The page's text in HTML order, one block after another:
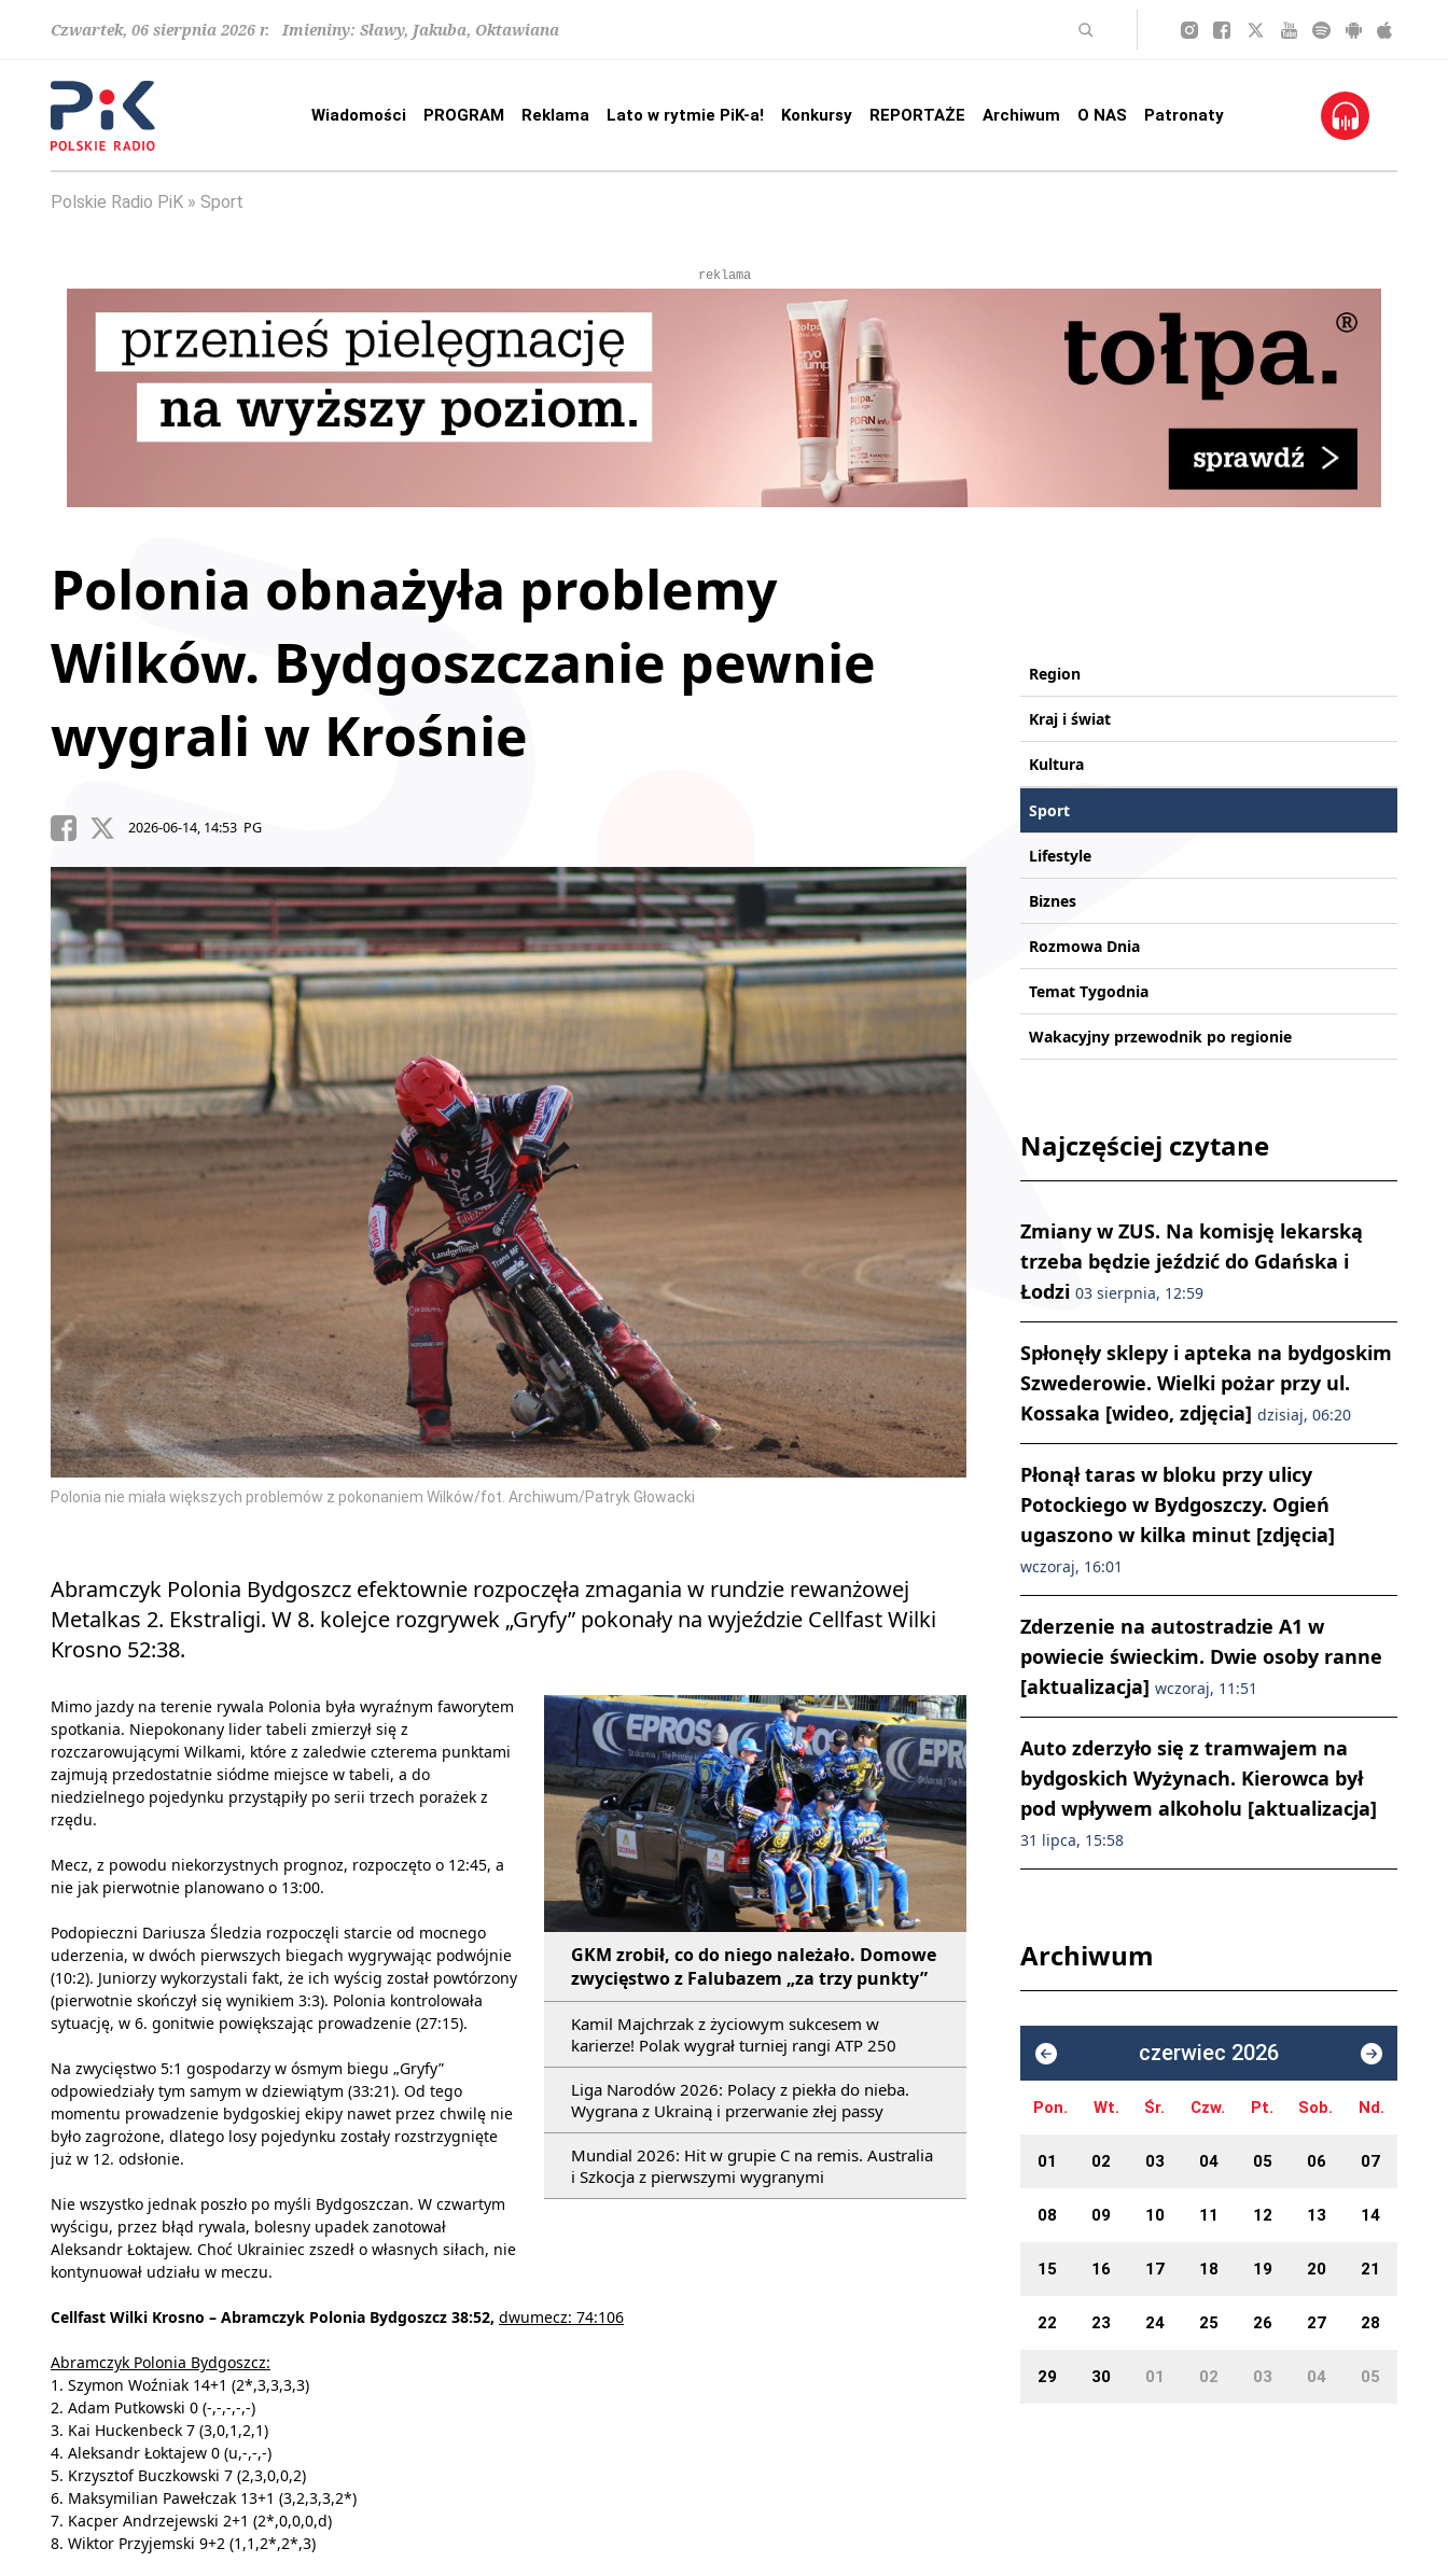
Czwartek, 06 sierpnia 2026 r. Imieniny: Sławy, Jakuba, Oktawiana
Wiadomości PROGRAM Reklama Lato w rytmie PiK-a! Konkursy REPORTAŻE Archiwum O NAS Patronaty
Polskie Radio PiK Sport
reklama
Polonia obnażyła problemy
Wilków. Bydgoszczanie pewnie
wygrali w Krośnie
2026-06-14, 14:53 PG
Polonia nie miała większych problemów z pokonaniem Wilków/fot. Archiwum/Patryk Głowacki
Abramczyk Polonia Bydgoszcz efektownie rozpoczęła zmagania w rundzie rewanżowej
Metalkas 2. Ekstraligi. W 8. kolejce rozgrywek „Gryfy” pokonały na wyjeździe Cellfast Wilki
Krosno 52:38.
GKM zrobił, co do niego należało. Domowe
zwycięstwo z Falubazem „za trzy punkty”
Kamil Majchrzak z życiowym sukcesem w
karierze! Polak wygrał turniej rangi ATP 250
Liga Narodów 2026: Polacy z piekła do nieba.
Wygrana z Ukrainą i przerwanie złej passy
Mundial 2026: Hit w grupie C na remis. Australia
i Szkocja z pierwszymi wygranymi
Mimo jazdy na terenie rywala Polonia była wyraźnym faworytem
spotkania. Niepokonany lider tabeli zmierzył się z
rozczarowującymi Wilkami, które z zaledwie czterema punktami
zajmują przedostatnie siódme miejsce w tabeli, a do
niedzielnego pojedynku przystąpiły po serii trzech porażek z
rzędu.
Mecz, z powodu niekorzystnych prognoz, rozpoczęto o 12:45, a
nie jak pierwotnie planowano o 13:00.
Podopieczni Dariusza Śledzia rozpoczęli starcie od mocnego
uderzenia, w dwóch pierwszych biegach wygrywając podwójnie
(10:2). Juniorzy wykorzystali fakt, że ich wyścig został powtórzony
(pierwotnie skończył się wynikiem 3:3). Polonia kontrolowała
sytuację, w 6. gonitwie powiększając prowadzenie (27:15).
Na zwycięstwo 5:1 gospodarzy w ósmym biegu „Gryfy”
odpowiedziały tym samym w dziewiątym (33:21). Od tego
momentu prowadzenie bydgoskiej ekipy nawet przez chwilę nie
było zagrożone, dlatego losy pojedynku zostały rozstrzygnięte
już w 12. odsłonie.
Nie wszystko jednak poszło po myśli Bydgoszczan. W czwartym
wyścigu, przez błąd rywala, bolesny upadek zanotował
Aleksandr Łoktajew. Choć Ukrainiec zszedł o własnych siłach, nie
kontynuował udziału w meczu.
Cellfast Wilki Krosno – Abramczyk Polonia Bydgoszcz 38:52, dwumecz: 74:106
Abramczyk Polonia Bydgoszcz:
1. Szymon Woźniak 14+1 (2*,3,3,3,3)
2. Adam Putkowski 0 (-,-,-,-,-)
3. Kai Huckenbeck 7 (3,0,1,2,1)
4. Aleksandr Łoktajew 0 (u,-,-,-)
5. Krzysztof Buczkowski 7 (2,3,0,0,2)
6. Maksymilian Pawełczak 13+1 (3,2,3,3,2*)
7. Kacper Andrzejewski 2+1 (2*,0,0,0,d)
8. Wiktor Przyjemski 9+2 (1,1,2*,2*,3)
Region
Kraj i świat
Kultura
Sport
Lifestyle
Biznes
Rozmowa Dnia
Temat Tygodnia
Wakacyjny przewodnik po regionie
Najczęściej czytane
Zmiany w ZUS. Na komisję lekarską
trzeba będzie jeździć do Gdańska i
Łodzi 03 sierpnia, 12:59
Spłonęły sklepy i apteka na bydgoskim
Szwederowie. Wielki pożar przy ul.
Kossaka [wideo, zdjęcia] dzisiaj, 06:20
Płonął taras w bloku przy ulicy
Potockiego w Bydgoszczy. Ogień
ugaszono w kilka minut [zdjęcia]
wczoraj, 16:01
Zderzenie na autostradzie A1 w
powiecie świeckim. Dwie osoby ranne
[aktualizacja] wczoraj, 11:51
Auto zderzyło się z tramwajem na
bydgoskich Wyżynach. Kierowca był
pod wpływem alkoholu [aktualizacja]
31 lipca, 15:58
Archiwum
czerwiec 2026
Pon. Wt. Śr. Czw. Pt. Sob. Nd.
01 02 03 04 05 06 07
08 09 10 11 12 13 14
15 16 17 18 19 20 21
22 23 24 25 26 27 28
29 30 01 02 03 04 05